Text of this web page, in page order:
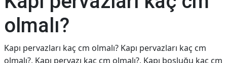
olmalı?
Kapı pervazları kaç cm olmalı? Kapı pervazları kaç cm
olmalı?, Kapı pervazı kaç cm olmalı?, Kapı boşluğu kaç cm